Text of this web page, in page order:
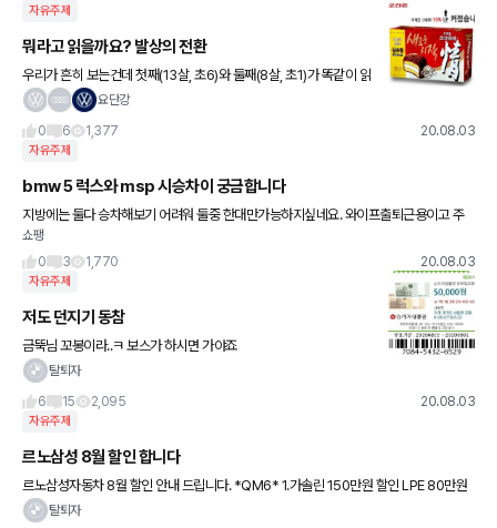
자유주제
뭐라고 읽을까요? 발상의 전환
우리가 흔히 보는건데 첫째(13살, 초6)와 둘째(8살, 초1)가 똑같이 읽
요단강
0
6 1,377 20.08.03
자유주제
bmw 5 럭스와 msp 시승차이 궁금합니다
지방에는 둘다 승차해보기 어려워 둘중 한대만가능하지싶네요. 와이프출퇴근용이고 주
말가족차로 사용할까합니다. 애들도 주말에는 타구요~ 둘다 타보신 회원분들~럭스랑 m
sp어떤가요~그리고 연 2만 타는데
쇼팽
0
3 1,770 20.08.03
자유주제
저도 던지기 동참
금뚝님 꼬봉이라..ㅋ 보스가 하시면 가야죠
탈퇴자
6
15 2,095 20.08.03
자유주제
르노삼성 8월 할인 합니다
르노삼성자동차 8월 할인 안내 드립니다. *QM6* 1.가솔린 150만원 할인 LPE 80만원
탈퇴자